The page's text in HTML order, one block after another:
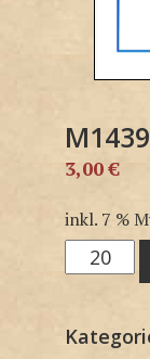
3,00€
inkl. 7 %
M1439SP
Menge